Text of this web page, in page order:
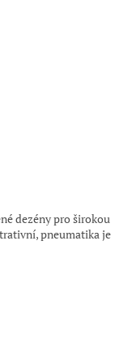
dezény pro širokou
pneumatika je